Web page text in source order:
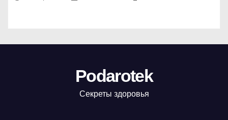
Podarotek
Секреты здоровья